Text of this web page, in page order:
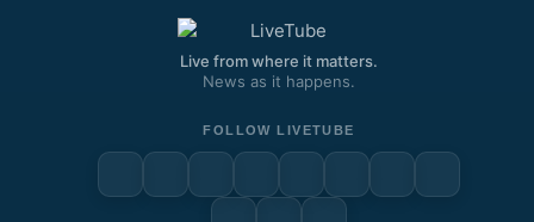
Live from where it matters.
News as it happens.
FOLLOW LIVETUBE